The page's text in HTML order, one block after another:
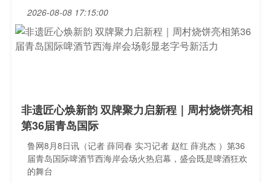
2026-08-08 17:15:00
非遗匠心焕新韵 双牌聚力启新程｜周村烧饼亮相
第36届青岛国际
鲁网8月8日讯（记者 薛同春 实习记者 赵红 薛兆杰 ）第36
届青岛国际啤酒节西海岸会场火热启幕，盛会既是啤酒狂欢
的舞台